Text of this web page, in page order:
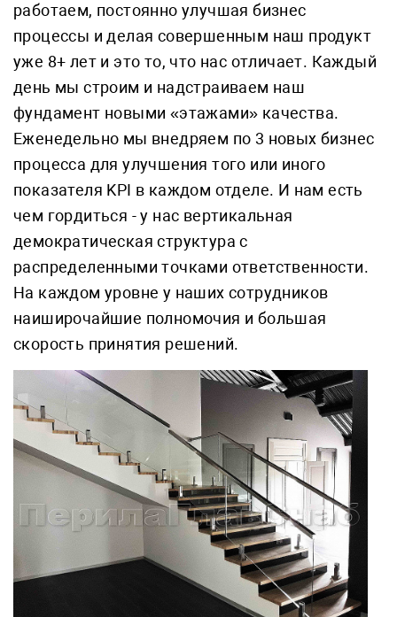
работаем, постоянно улучшая бизнес
процессы и делая совершенным наш продукт
уже 8+ лет и это то, что нас отличает. Каждый
день мы строим и надстраиваем наш
фундамент новыми «этажами» качества.
Еженедельно мы внедряем по 3 новых бизнес
процесса для улучшения того или иного
показателя KPI в каждом отделе. И нам есть
чем гордиться - у нас вертикальная
демократическая структура с
распределенными точками ответственности.
На каждом уровне у наших сотрудников
наиширочайшие полномочия и большая
скорость принятия решений.